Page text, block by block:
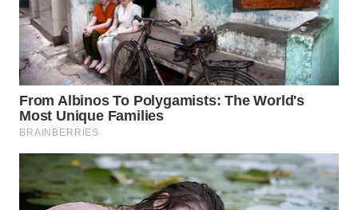
WN
SOLO
WN
BOROBUDUR
WN
WN
SURABAYA